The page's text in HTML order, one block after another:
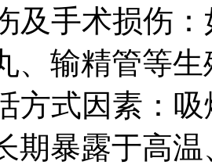
手术损伤：
、输精管等
式因素：吸
期暴露于高